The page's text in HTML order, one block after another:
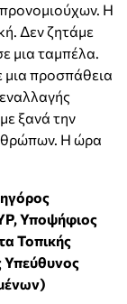
Η
Δεν ζητάμε
μια ταμπέλα.
μια προσπάθεια
ξανά την
Η ώρα
Υποψήφιος
Τοπικής
Υπεύθυνος